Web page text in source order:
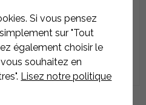
Si vous pensez
sur "Tout
également choisir le
souhaitez en
Lisez notre politique